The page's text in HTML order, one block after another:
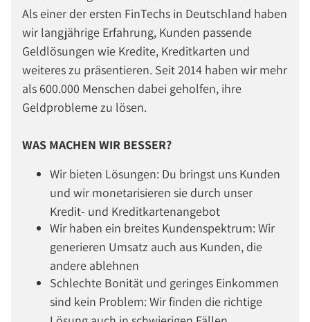
Als einer der ersten FinTechs in Deutschland haben
wir langjährige Erfahrung, Kunden passende
Geldlösungen wie Kredite, Kreditkarten und
weiteres zu präsentieren. Seit 2014 haben wir mehr
als 600.000 Menschen dabei geholfen, ihre
Geldprobleme zu lösen.
WAS MACHEN WIR BESSER?
Wir bieten Lösungen: Du bringst uns Kunden
und wir monetarisieren sie durch unser
Kredit- und Kreditkartenangebot
Wir haben ein breites Kundenspektrum: Wir
generieren Umsatz auch aus Kunden, die
andere ablehnen
Schlechte Bonität und geringes Einkommen
sind kein Problem: Wir finden die richtige